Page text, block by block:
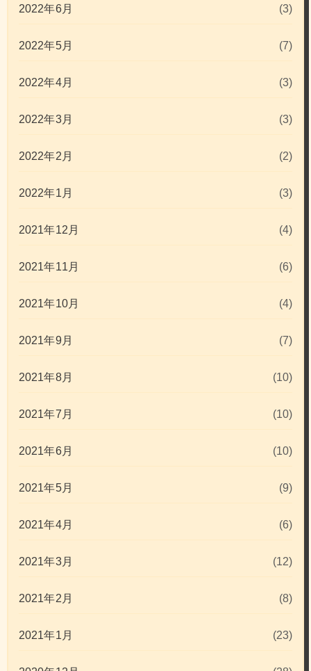
2022年6月 (3)
2022年5月 (7)
2022年4月 (3)
2022年3月 (3)
2022年2月 (2)
2022年1月 (3)
2021年12月 (4)
2021年11月 (6)
2021年10月 (4)
2021年9月 (7)
2021年8月 (10)
2021年7月 (10)
2021年6月 (10)
2021年5月 (9)
2021年4月 (6)
2021年3月 (12)
2021年2月 (8)
2021年1月 (23)